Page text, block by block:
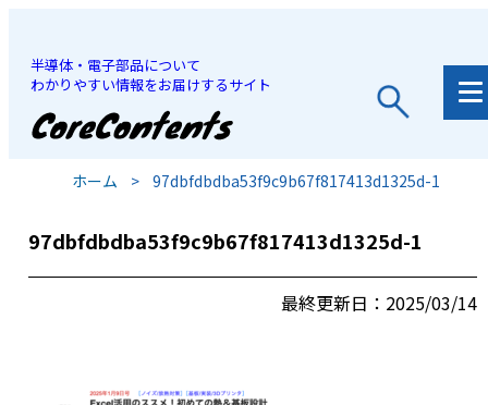
半導体・電子部品について
わかりやすい情報をお届けするサイト
JP
ホーム > 97dbfdbdba53f9c9b67f817413d1325d-1
97dbfdbdba53f9c9b67f817413d1325d-1
最終更新日：2025/03/14